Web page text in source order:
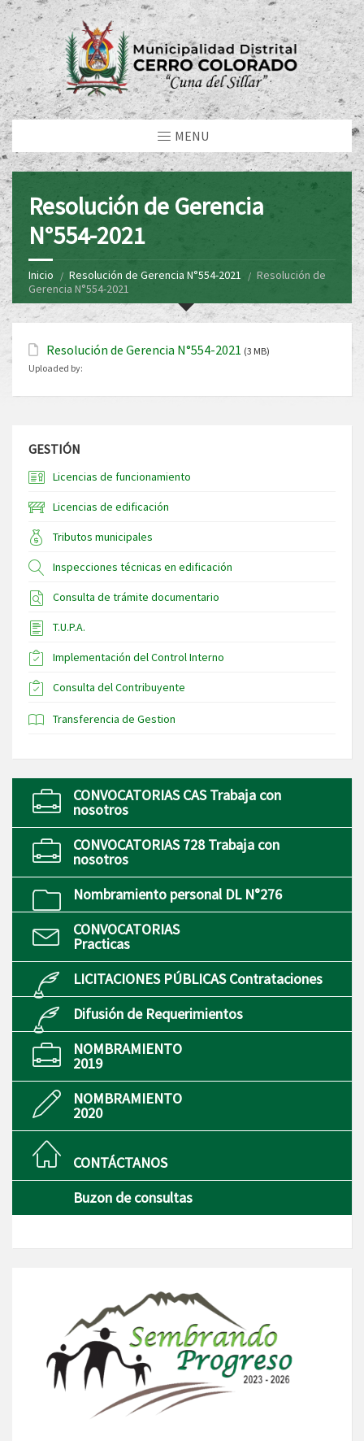
MENU
Resolución de Gerencia
N°554-2021
Inicio Resolución de Gerencia N°554-2021
Resolución de
Gerencia N°554-2021
Resolución de Gerencia N°554-2021 (3 MB)
Uploaded by:
GESTIÓN
Licencias de funcionamiento
Licencias de edificación
Tributos municipales
Inspecciones técnicas en edificación
Consulta de trámite documentario
T.U.P.A.
Implementación del Control Interno
Consulta del Contribuyente
Transferencia de Gestion
CONVOCATORIAS CAS Trabaja con
nosotros
CONVOCATORIAS 728 Trabaja con
nosotros
Nombramiento personal DL N°276
CONVOCATORIAS
Practicas
LICITACIONES PÚBLICAS Contrataciones
Difusión de Requerimientos
NOMBRAMIENTO
2019
NOMBRAMIENTO
2020
CONTÁCTANOS
Buzon de consultas